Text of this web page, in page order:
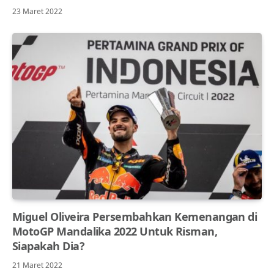
23 Maret 2022
Miguel Oliveira Persembahkan Kemenangan di
MotoGP Mandalika 2022 Untuk Risman,
Siapakah Dia?
21 Maret 2022